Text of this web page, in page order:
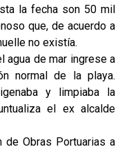
la fecha son 50 mil
que, de acuerdo a
no existía.
agua de mar ingrese a
normal de la playa.
y limpiaba la
el ex alcalde
de Obras Portuarias a